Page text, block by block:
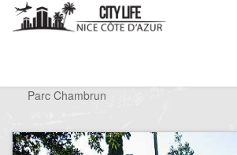
Parc Chambrun